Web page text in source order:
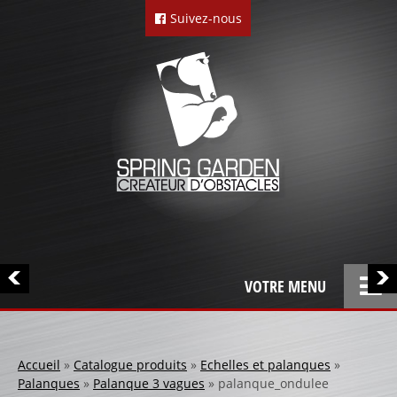
Suivez-nous
VOTRE MENU
LOCATION
Accueil » Catalogue produits » Echelles et palanques »
Palanques » Palanque 3 vagues » palanque_ondulee